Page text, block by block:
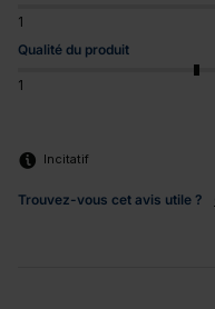
1
Qualité du produit
1
Incitatif
Trouvez-vous cet avis utile ?